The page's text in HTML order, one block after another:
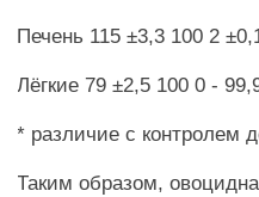
Печень 115 ±3,3 100 2
Лёгкие 79 ±2,5 100 0 -
* различие с контролем
Таким образом,